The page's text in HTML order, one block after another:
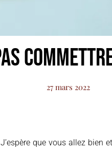
27 mars 2022
que vous allez bien